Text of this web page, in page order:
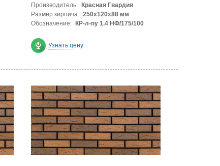
Производитель:
Красная Гвардия
Размер кирпича: 250х120х88 мм
Обозначение:
КР-л-пу 1.4 НФ/175/100
Узнать цену